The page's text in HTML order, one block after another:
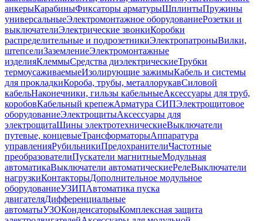
анкерыКарабиныФиксаторы арматурыШплинтыПружины
универсальныеЭлектромонтажное оборудованиеРозетки и
выключателиЭлектрические звонкиКоробки
распределительные и подрозетникиЭлектропатроныВилки,
штепселиЗаземлениеЭлектромонтажные
изделияКлеммыСредства диэлектрическиеТрубки
термоусаживаемыеИзолирующие зажимыКабель и системы
для прокладкиКороба, трубы, металлорукавСиловой
кабельНаконечники, гильзы кабельныеАксессуары для труб,
коробовКабельный крепежАрматура СИПЭлектрощитовое
оборудованиеЭлектрощитыАксессуары для
электрощитаШины электротехническиеВыключатели
путевые, концевыеТрансформаторыАппаратура
управленияРубильникиПредохранителиЧастотные
преобразователиПускатели магнитныеМодульная
автоматикаВыключатели автоматическиеРелеВыключатели
нагрузкиКонтакторыДополнительное модульное
оборудованиеУЗИПАвтоматика пуска
двигателяДифференциальные
автоматыУЗОКонденсаторыКомплексная защита